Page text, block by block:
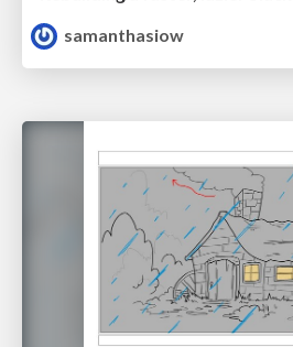
samanthasiow